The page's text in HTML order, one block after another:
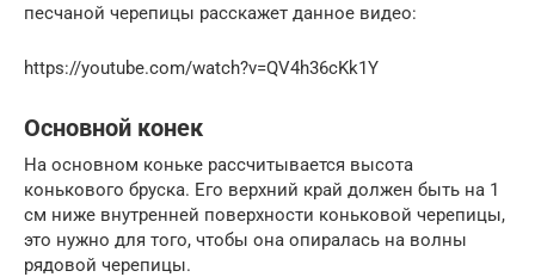
песчаной черепицы расскажет данное видео:
https://youtube.com/watch?v=QV4h36cKk1Y
Основной конек
На основном коньке рассчитывается высота
конькового бруска. Его верхний край должен быть на 1
см ниже внутренней поверхности коньковой черепицы,
это нужно для того, чтобы она опиралась на волны
рядовой черепицы.